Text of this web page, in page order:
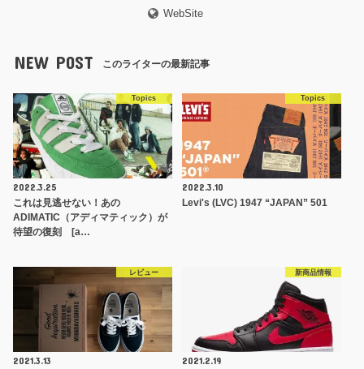
WebSite
NEW POST このライターの最新記事
Topics
2022.3.25
これは見逃せない！あの
ADIMATIC（アディマティック）が
待望の復刻 [a…
Topics
2022.3.10
Levi's (LVC) 1947 “JAPAN” 501
レビュー
2021.3.13
新商品情報
2021.2.19